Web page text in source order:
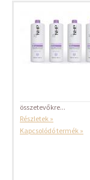
összetevőkre...
Részletek »
Kapcsolódó termék »